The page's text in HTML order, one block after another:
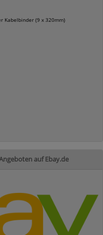
Kabelbinder (9 x 320mm)
auf Ebay.de